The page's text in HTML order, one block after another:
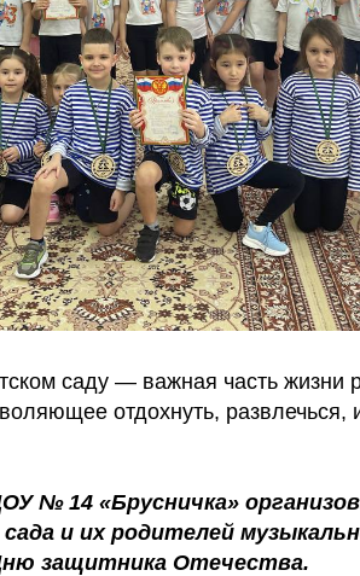
саду — важная часть жизни
отдохнуть, развлечься,
№ 14 «Брусничка»
и их родителей
защитника Отечества.